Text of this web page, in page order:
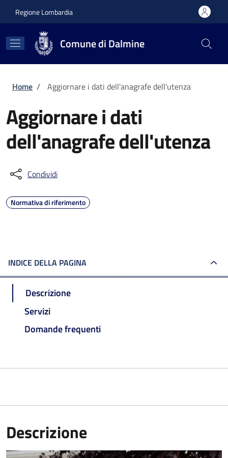
Regione Lombardia
Comune di Dalmine
Briciole di pane
Home / Aggiornare i dati dell'anagrafe dell'utenza
Aggiornare i dati
dell'anagrafe dell'utenza
Condividi
Normativa di riferimento
INDICE DELLA PAGINA
Descrizione
Servizi
Domande frequenti
Descrizione